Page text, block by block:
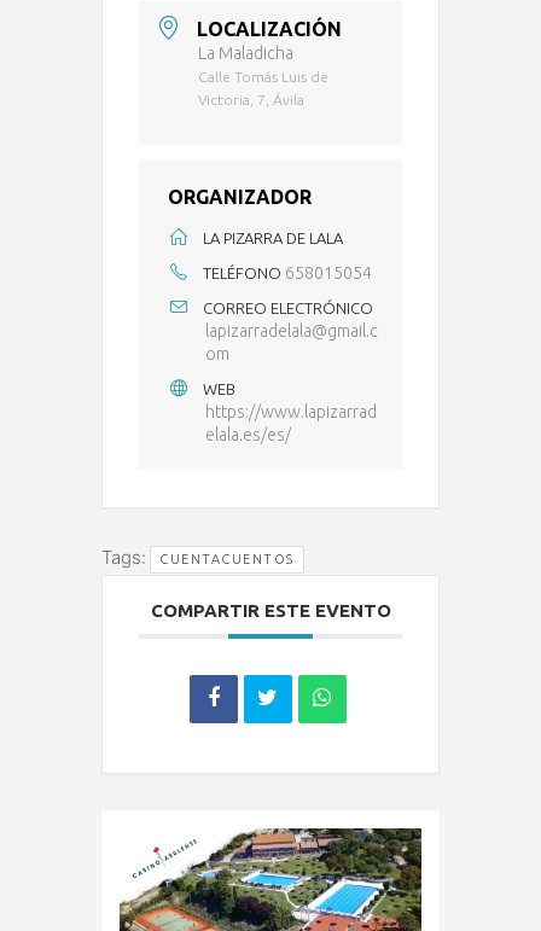
LOCALIZACIÓN
La Maladicha
Calle Tomás Luis de
Victoria, 7, Ávila
ORGANIZADOR
LA PIZARRA DE LALA
TELÉFONO 658015054
CORREO ELECTRÓNICO
lapizarradelala@gmail.c
om
WEB
https://www.lapizarrad
elala.es/es/
Tags: CUENTACUENTOS
COMPARTIR ESTE EVENTO